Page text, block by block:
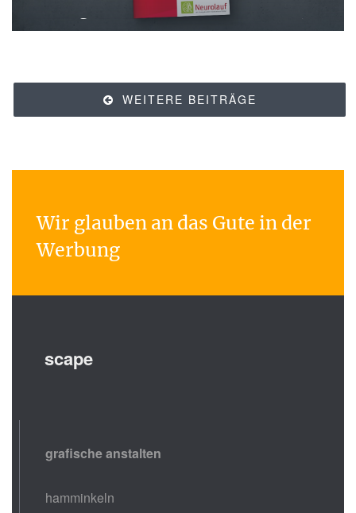
Werbung: Benefiz-Event Neurolauf 2019
Posts
WEITERE BEITRÄGE
Wir glauben an das Gute in der
Werbung
scape
grafische anstalten
hamminkeln